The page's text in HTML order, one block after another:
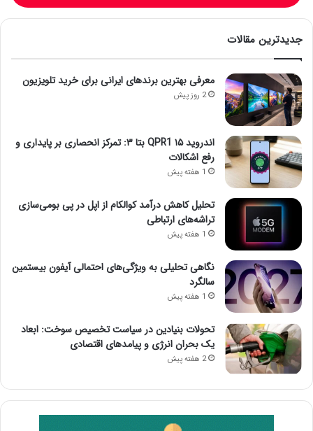
جدیدترین مقالات
معرفی بهترین برندهای ایرانی برای خرید تلویزیون
2 روز پیش
اندروید ۱۵ QPR1 بتا ۳: تمرکز انحصاری بر پایداری و
رفع اشکالات
1 هفته پیش
تحلیل کاهش درآمد کوالکام از اپل در پی بومی‌سازی
تراشه‌های ارتباطی
1 هفته پیش
نگاهی تحلیلی به ویژگی‌های احتمالی آیفون بیستمین
سالگرد
1 هفته پیش
تحولات بنیادین در سیاست تخصیص سوخت: ابعاد
یک بحران انرژی و پیامدهای اقتصادی
2 هفته پیش